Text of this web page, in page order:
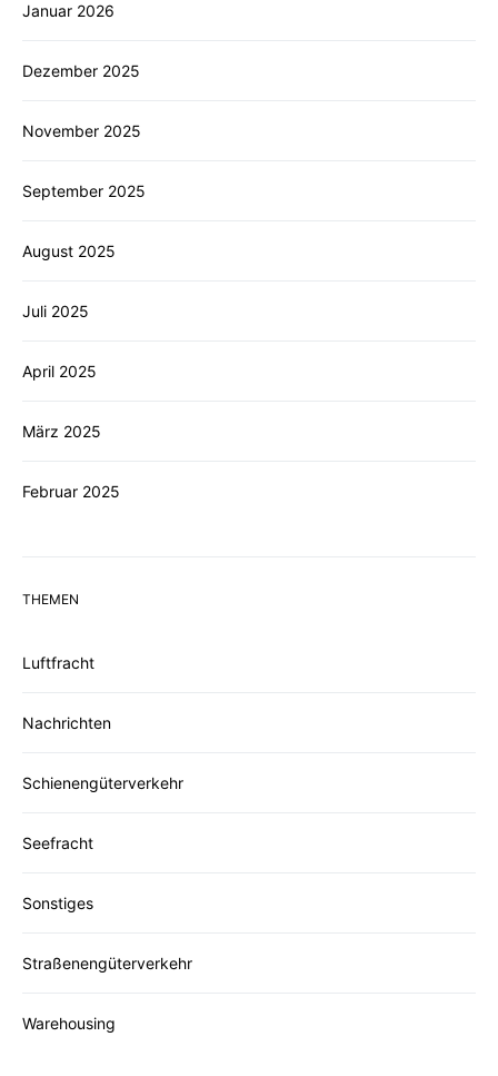
Januar 2026
Dezember 2025
November 2025
September 2025
August 2025
Juli 2025
April 2025
März 2025
Februar 2025
THEMEN
Luftfracht
Nachrichten
Schienengüterverkehr
Seefracht
Sonstiges
Straßenengüterverkehr
Warehousing